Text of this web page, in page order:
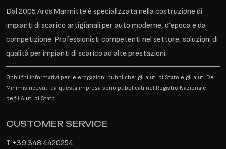
Dal 2005 Aros Marmitte è specializzata nella costruzione di
impianti di scarico artigianali per auto moderne, d’epoca e da
competizione. Professionisti competenti nel settore, soluzioni di
qualità per impianti di scarico ad alte prestazioni.
Obblighi informativi per le erogazioni pubbliche: gli aiuti di Stato e gli aiuti De
Minimis ricevuti da questa impresa sono pubblicati nel Registro Nazionale
degli Aiuti di Stato.
CUSTOMER SERVICE
T +39 348 4420254